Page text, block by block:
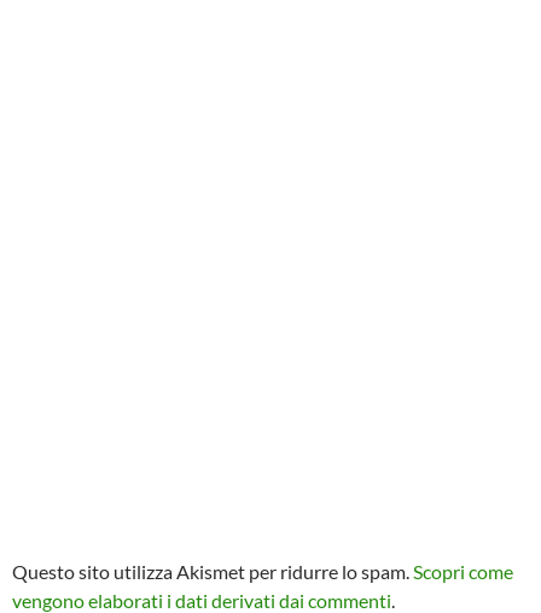
Questo sito utilizza Akismet per ridurre lo spam.Scopri come
vengono elaborati i dati derivati dai commenti.